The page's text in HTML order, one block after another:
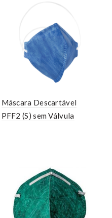
Máscara Descartável
PFF2 (S) sem Válvula